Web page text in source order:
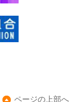
ページの上部へ